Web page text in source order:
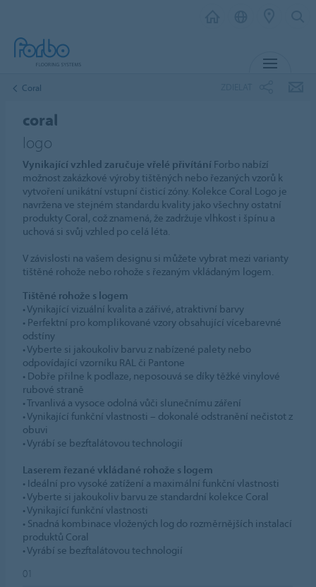
Coral
coral
logo
Vynikající vzhled zaručuje vřelé přivítání Forbo nabízí
možnost zakázkové výroby tištěných nebo řezaných vzorů k
vytvoření unikátní vstupní čisticí zóny. Kolekce Coral Logo je
navržena ve stejném standardu kvality jako všechny ostatní
produkty Coral, což znamená, že zadržuje vlhkost i špínu a
uchová si svůj vzhled po celá léta.
V závislosti na vašem designu si můžete vybrat mezi varianty
tištěné rohože nebo rohože s řezaným vkládaným logem.
Tištěné rohože s logem
• Vynikající vizuální kvalita a zářivé, atraktivní barvy
• Perfektní pro komplikované vzory obsahující vícebarevné
odstíny
• Vyberte si jakoukoliv barvu z nabízené palety nebo
odpovídající vzorníku RAL či Pantone
• Dobře přilne k podlaze, neposouvá se díky těžké vinylové
rubové straně
• Trvanlivá a vysoce odolná vůči slunečnímu záření
• Vynikající funkční vlastnosti – dokonalé odstranění nečistot z
obuvi
• Vyrábí se bezftalátovou technologií
Laserem řezané vkládané rohože s logem
• Ideální pro vysoké zatížení a maximální funkční vlastnosti
• Vyberte si jakoukoliv barvu ze standardní kolekce Coral
• Vynikající funkční vlastnosti
• Snadná kombinace vložených log do rozměrnějších instalací
produktů Coral
• Vyrábí se bezftalátovou technologií
01